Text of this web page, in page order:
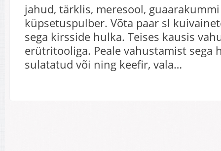
jahud, tärklis, meresool,
küpsetuspulber. Võta paar sl
sega kirsside hulka. Teises kausis
erütritooliga. Peale vahustamist sega
sulatatud või ning keefir, vala…